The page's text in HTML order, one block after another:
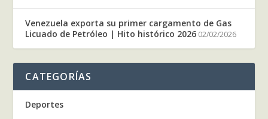
Venezuela exporta su primer cargamento de Gas
Licuado de Petróleo | Hito histórico 2026 02/02/2026
CATEGORÍAS
Deportes